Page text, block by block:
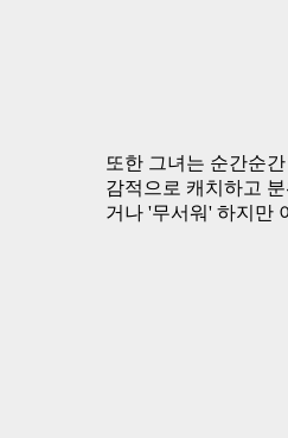
또한 그녀는 순간순
감적으로 캐치하고
거나 '무서워' 하지만